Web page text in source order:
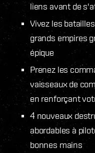
liens avant de
Vivez les
grands empires
épique
Prenez les
vaisseaux de
en renforçant
4 nouveaux
abordables à
bonnes mains